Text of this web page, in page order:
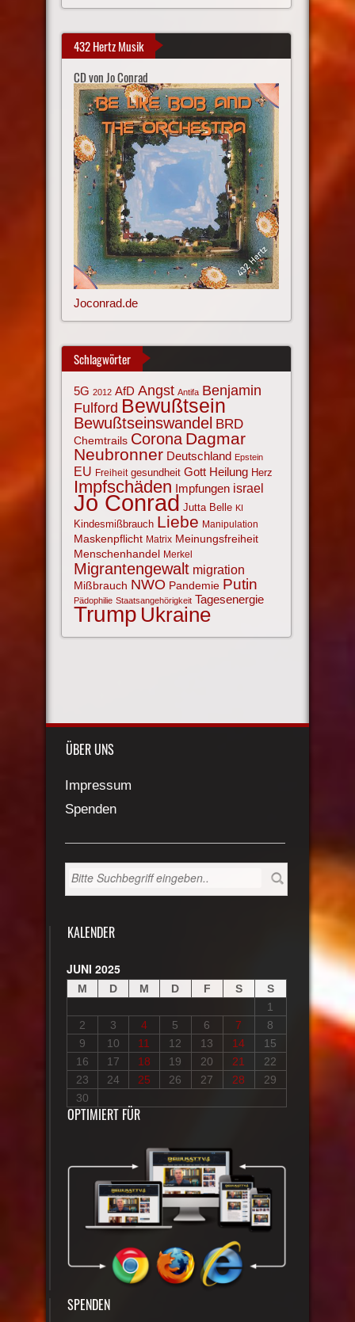
432 Hertz Musik
CD von Jo Conrad
Joconrad.de
Schlagwörter
5G 2012 AfD Angst Antifa Benjamin
Fulford Bewußtsein
Bewußtseinswandel BRD
Chemtrails Corona Dagmar
Neubronner Deutschland Epstein
EU Freiheit gesundheit Gott Heilung Herz
Impfschäden Impfungen israel
Jo Conrad Jutta Belle KI
Kindesmißbrauch Liebe Manipulation
Maskenpflicht Matrix Meinungsfreiheit
Menschenhandel Merkel
Migrantengewalt migration
Mißbrauch NWO Pandemie Putin
Pädophilie Staatsangehörigkeit Tagesenergie
Trump Ukraine
ÜBER UNS
Impressum
Spenden
KALENDER
JUNI 2025
M D M D F S
S
1
2
3 4 5 6 7
8
9
10 11 12 13 14
15
16
17 18 19 20 21
22
23
24 25 26 27 28
29
30
OPTIMIERT FÜR
SPENDEN